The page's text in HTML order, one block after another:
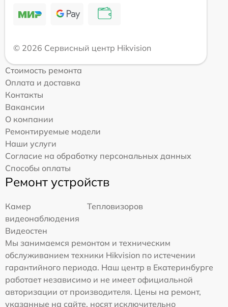
© 2026 Сервисный центр Hikvision
Стоимость ремонта
Оплата и доставка
Контакты
Вакансии
О компании
Ремонтируемые модели
Наши услуги
Согласие на обработку персональных данных
Способы оплаты
Ремонт устройств
Камер
видеонаблюдения
Тепловизоров
Видеостен
Мы занимаемся ремонтом и техническим
обслуживанием техники Hikvision по истечении
гарантийного периода. Наш центр в Екатеринбурге
работает независимо и не имеет официальной
авторизации от производителя. Цены на ремонт,
указанные на сайте, носят исключительно